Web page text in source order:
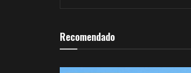
Recomendado